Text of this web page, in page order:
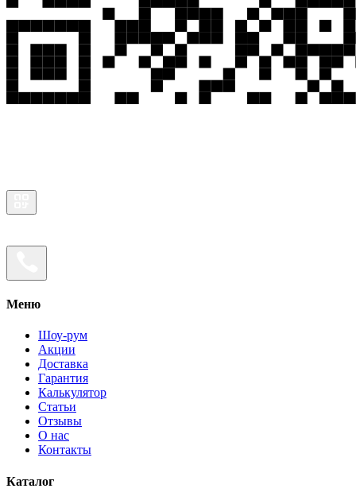
Меню
Шоу-рум
Акции
Доставка
Гарантия
Калькулятор
Статьи
Отзывы
О нас
Контакты
Каталог